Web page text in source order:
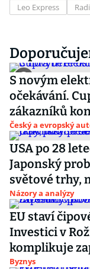
Leo Express
S novým
očekávání.
zákazníků
Český a evropský
USA po 28
Japonský
světové trhy,
Názory a analýzy
EU staví
Investici v
komplikuje
Byznys